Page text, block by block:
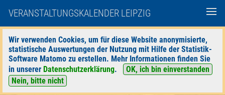
VERANSTALTUNGSKALENDER LEIPZIG
Wir verwenden Cookies, um für diese Website anonymisierte,
statistische Auswertungen der Nutzung mit Hilfe der Statistik-
Software Matomo zu erstellen. Mehr Informationen finden Sie
in unserer Datenschutzerklärung.
OK, ich bin einverstanden
Nein, bitte nicht